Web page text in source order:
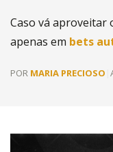
Caso vá aproveitar
apenas em bets
POR MARIA PRECIOSO